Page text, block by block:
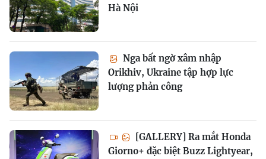
Hà Nội
Nga bất ngờ xâm nhập
Orikhiv, Ukraine tập hợp lực
lượng phản công
[GALLERY] Ra mắt Honda
Giorno+ đặc biệt Buzz Lightyear,